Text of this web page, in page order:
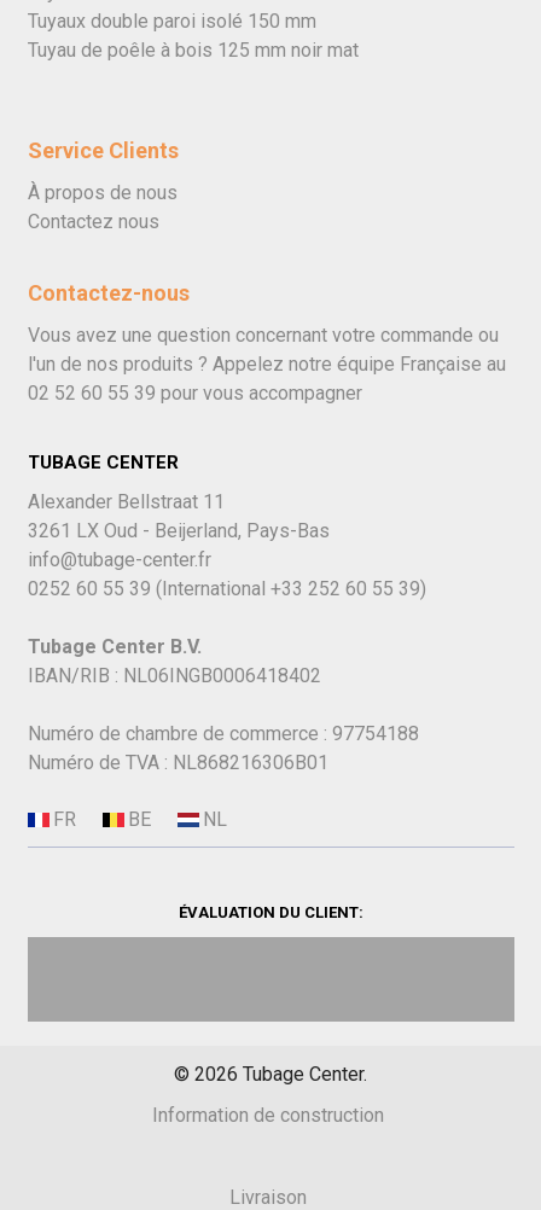
Tuyaux double paroi isolé 150 mm
Tuyau de poêle à bois 125 mm noir mat
Service Clients
À propos de nous
Contactez nous
Contactez-nous
Vous avez une question concernant votre commande ou
l'un de nos produits ? Appelez notre équipe Française au
02 52 60 55 39 pour vous accompagner
TUBAGE CENTER
Alexander Bellstraat 11
3261 LX Oud - Beijerland, Pays-Bas
info@tubage-center.fr
0252 60 55 39 (International +33 252 60 55 39)
Tubage Center B.V.
IBAN/RIB : NL06INGB0006418402
Numéro de chambre de commerce : 97754188
Numéro de TVA : NL868216306B01
ÉVALUATION DU CLIENT:
© 2026 Tubage Center.
Information de construction
Livraison